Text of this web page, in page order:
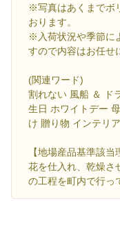
※写真はあくまでボ
おります。
※入荷状況や季節に
すので内容はお任せ
(関連ワード)
割れない 風船 ＆ ド
生日 ホワイトデー
け 贈り物 インテリア
【地場産品基準該当
花を仕入れ、乾燥さ
の工程を町内で行っ